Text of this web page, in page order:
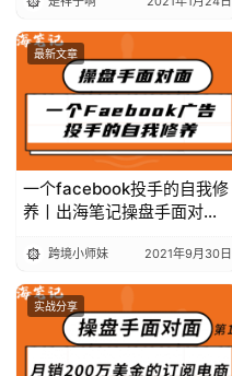
最新文章
一个facebook投手的自我修
养丨出海笔记操盘手面对面
跨境小师妹 2021年9月30日
实战分享